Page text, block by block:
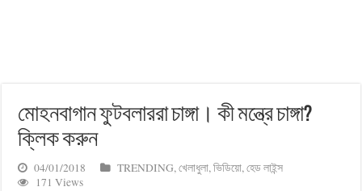
মোহনবাগান ফুটবলাররা চাঙ্গা। কী মন্ত্রে চাঙ্গা?‌
ক্লিক করুন
04/01/2018 TRENDING,খেলাধুলা,ভিডিয়ো,হেড লাইন্স
171 Views